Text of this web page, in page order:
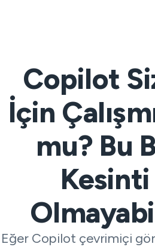
Copilot
İçin
mu? Bu
Kesinti
Eğer Copilot çevrimiçi